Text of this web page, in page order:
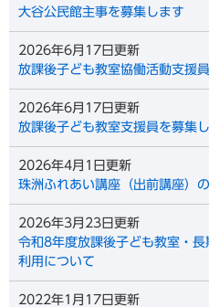
大谷公民館主事を募集します
2026年6月17日更新
放課後子ども教室協働活動支援
2026年6月17日更新
放課後子ども教室支援員を募集
2026年4月1日更新
珠洲ふれあい講座（出前講座）
2026年3月23日更新
令和8年度放課後子ども教室・
利用について
2022年1月17日更新